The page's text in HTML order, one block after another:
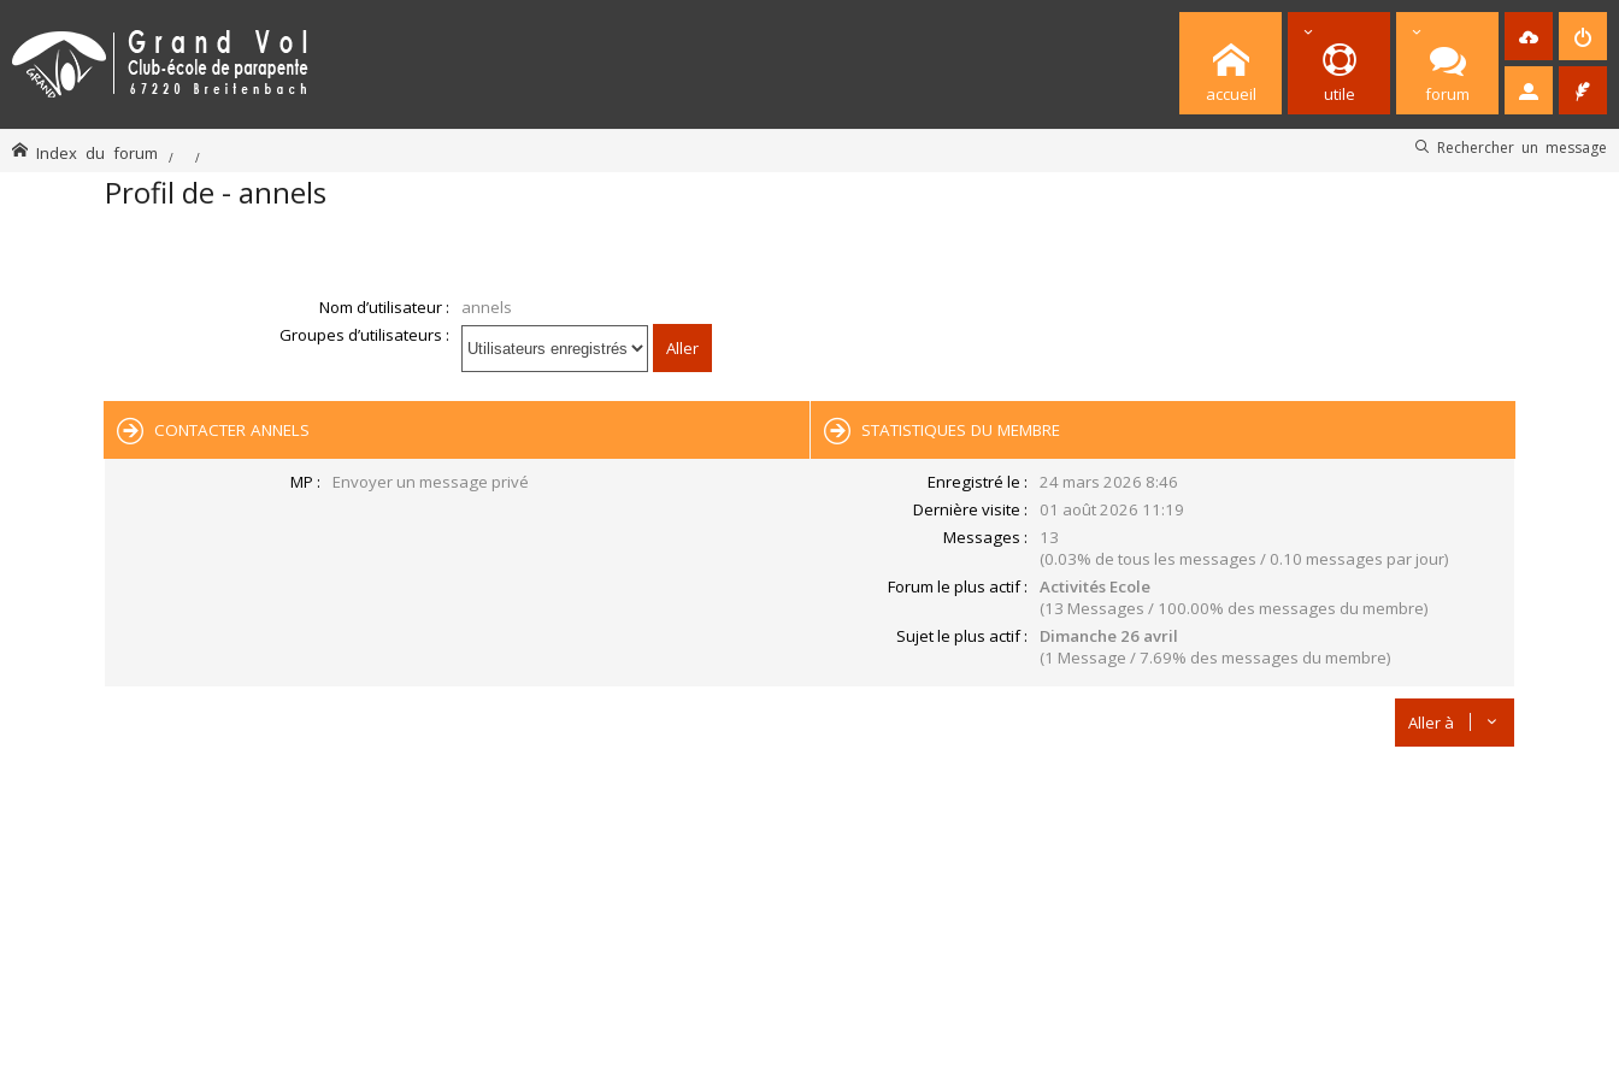
accueil utile forum
Rechercher un message
Index du forum
Profil de - annels
Nom d’utilisateur :
annels
Groupes d’utilisateurs :
CONTACTER ANNELS
MP : Envoyer un message privé
STATISTIQUES DU MEMBRE
Enregistré le :
24 mars 2026 8:46
Dernière visite :
01 août 2026 11:19
Messages :
13
(0.03% de tous les messages / 0.10 messages par jour)
Forum le plus actif :
Activités Ecole
(13 Messages / 100.00% des messages du membre)
Sujet le plus actif :
Dimanche 26 avril
(1 Message / 7.69% des messages du membre)
Aller à